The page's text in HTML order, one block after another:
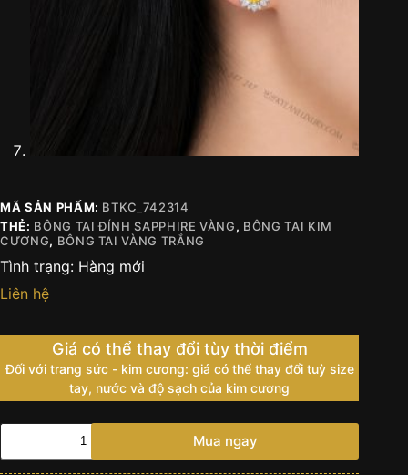
MÃ SẢN PHẨM: BTKC_742314
THẺ: BÔNG TAI ĐÍNH SAPPHIRE VÀNG, BÔNG TAI KIM
CƯƠNG, BÔNG TAI VÀNG TRẮNG
Tình trạng: Hàng mới
Liên hệ
Giá có thể thay đổi tùy thời điểm
Đối với trang sức - kim cương: giá có thể thay đổi tuỳ size
tay, nước và độ sạch của kim cương
Bông
vàng
Mua ngay